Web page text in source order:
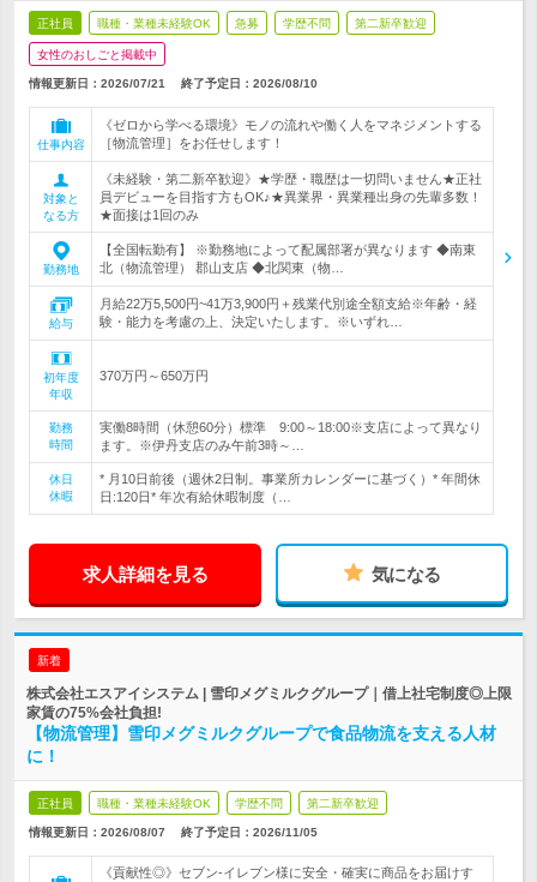
正社員 職種・業種未経験OK 急募 学歴不問 第二新卒歓迎
女性のおしごと掲載中
情報更新日：2026/07/21 終了予定日： 2026/08/10
仕事内容
《ゼロから学べる環境》モノの流れや働く人をマネジメントする
［物流管理］をお任せします！
対象と
なる方
《未経験・第二新卒歓迎》★学歴・職歴は一切問いません★正社
員デビューを目指す方もOK♪★異業界・異業種出身の先輩多数！
★面接は1回のみ
勤務地
【全国転勤有】 ※勤務地によって配属部署が異なります ◆南東
北（物流管理） 郡山支店 ◆北関東（物…
給与
月給22万5,500円~41万3,900円＋残業代別途全額支給※年齢・経
験・能力を考慮の上、決定いたします。※いずれ…
初年度
年収
370万円～650万円
勤務
時間
実働8時間（休憩60分）標準 9:00～18:00※支店によって異なり
ます。※伊丹支店のみ午前3時～…
休日
休暇
* 月10日前後（週休2日制。事業所カレンダーに基づく）* 年間休
日:120日* 年次有給休暇制度（…
求人詳細を見る 気になる
新着
株式会社エスアイシステム | 雪印メグミルクグループ｜借上社宅制度◎上限
家賃の75%会社負担!
【物流管理】雪印メグミルクグループで食品物流を支える人材
に！
正社員 職種・業種未経験OK 学歴不問 第二新卒歓迎
情報更新日：2026/08/07 終了予定日： 2026/11/05
《貢献性◎》セブン‐イレブン様に安全・確実に商品をお届けす